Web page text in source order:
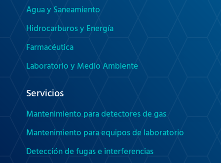
Agua y Saneamiento
Hidrocarburos y Energía
Farmacéutica
Laboratorio y Medio Ambiente
Servicios
Mantenimiento para detectores de gas
Mantenimiento para equipos de laboratorio
Detección de fugas e interferencias